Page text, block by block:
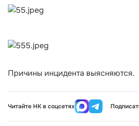
Причины инцидента выясняются.
Читайте НК в соцсетях